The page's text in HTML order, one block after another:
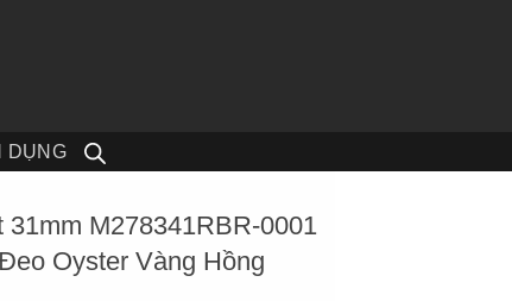
DỤNG
M278341RBR-0001
Oyster Vàng Hồng